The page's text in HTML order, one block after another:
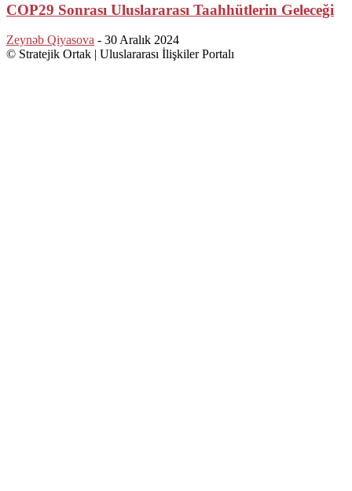
COP29 Sonrası Uluslararası Taahhütlerin Geleceği
Zeynəb Qiyasova - 30 Aralık 2024
© Stratejik Ortak | Uluslararası İlişkiler Portalı